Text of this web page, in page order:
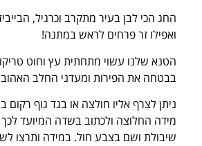
החג הכי לבן בעיר מתקרב וכרגיל,
ואפילו זר פרחים לראש במתנה!
בבטחה את הפירות ומעדני החלב
ניתן לצרף אליו חולצה או בגד גוף
מידה החלוצה ולכתוב בשדה המיועד
שיבולת ושם בצבע חול. במידה ותרצו